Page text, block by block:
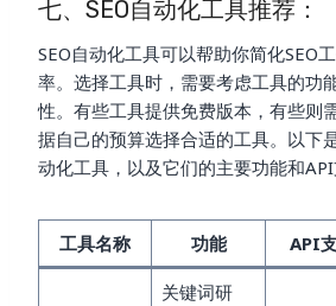
七、SEO自动化工具推荐：
SEO自动化工具可以帮助你简化SEO
率。选择工具时，需要考虑工具的功
性。有些工具提供免费版本，有些则
据自己的预算选择合适的工具。以下
动化工具，以及它们的主要功能和API
工具名称 功能 API
关键词研